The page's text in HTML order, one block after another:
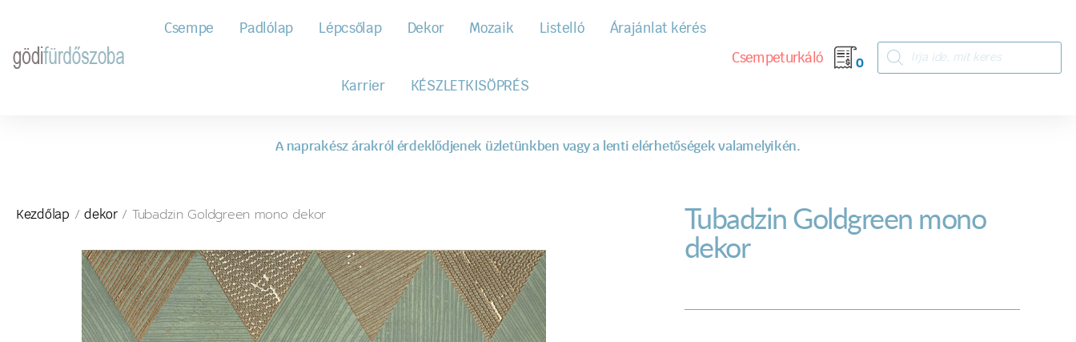
Csempe Padlólap Lépcsőlap Dekor Mozaik Listelló Árajánlat kérés
Karrier KÉSZLETKISÖPRÉS
Csempeturkáló 0
A naprakész árakról érdeklődjenek üzletünkben vagy a lenti elérhetőségek valamelyikén.
Kezdőlap /dekor/ Tubadzin Goldgreen mono dekor Tubadzin Goldgreen mono
dekor